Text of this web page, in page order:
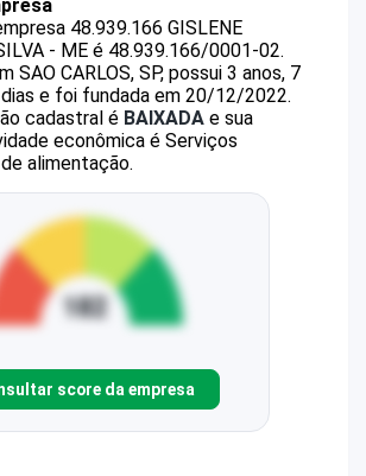
48.939.166 GISLENE
- ME é 48.939.166/0001-02.
SAO CARLOS, SP, possui 3 anos, 7
e foi fundada em 20/12/2022.
cadastral é BAIXADA e sua
econômica é Serviços
alimentação.
score da empresa